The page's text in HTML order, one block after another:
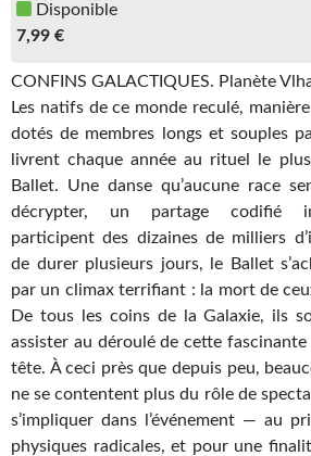
Gratuit
BIFROST
Tous les numéros
En numérique
S'abonner
Les critiques
Le blog
Le prix des lecteurs
GOODIES
Disponible
7,99 €
CONFINS GALACTIQUES. Planète
Les natifs de ce monde reculé,
dotés de membres longs et souples
livrent chaque année au rituel le
Ballet. Une danse qu’aucune race
décrypter, un partage codifié
participent des dizaines de milliers
de durer plusieurs jours, le Ballet
par un climax terrifiant : la mort de
De tous les coins de la Galaxie, ils
assister au déroulé de cette
tête. À ceci près que depuis peu,
ne se contentent plus du rôle de
s’impliquer dans l’événement — au
physiques radicales, et pour une